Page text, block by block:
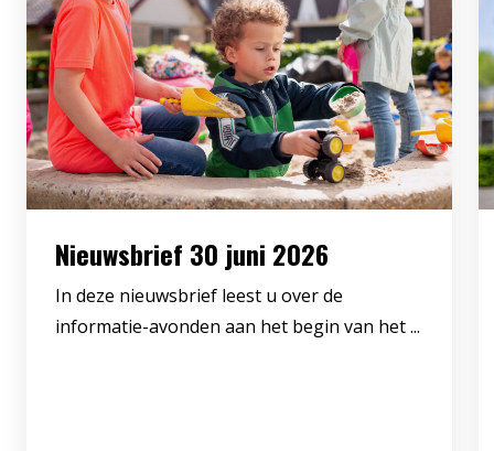
Nieuwsbrief 30 juni 2026
In deze nieuwsbrief leest u over de
informatie-avonden aan het begin van het ...